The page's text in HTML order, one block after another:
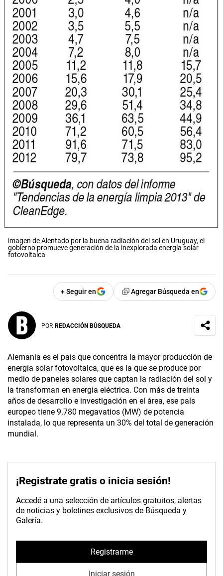
imagen de Alentado por la buena radiación del sol en Uruguay, el
gobierno promueve generación de la inexplorada energía solar
fotovoltaica
+ Seguir en Agregar Búsqueda en
POR REDACCIÓN BÚSQUEDA
Alemania es el país que concentra la mayor producción de
energía solar fotovoltaica, que es la que se produce por
medio de paneles solares que captan la radiación del sol y
la transforman en energía eléctrica. Con más de treinta
años de desarrollo e investigación en el área, ese país
europeo tiene 9.780 megavatios (MW) de potencia
instalada, lo que representa un 30% del total de generación
mundial.
¡Registrate gratis o inicia sesión!
Accedé a una selección de artículos gratuitos, alertas
de noticias y boletines exclusivos de Búsqueda y
Galería.
Registrarme
Iniciar sesión